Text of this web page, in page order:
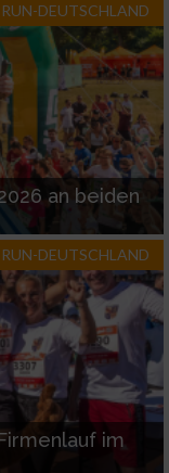
RUN-DEUTSCHLAND
an beiden
RUN-DEUTSCHLAND
im